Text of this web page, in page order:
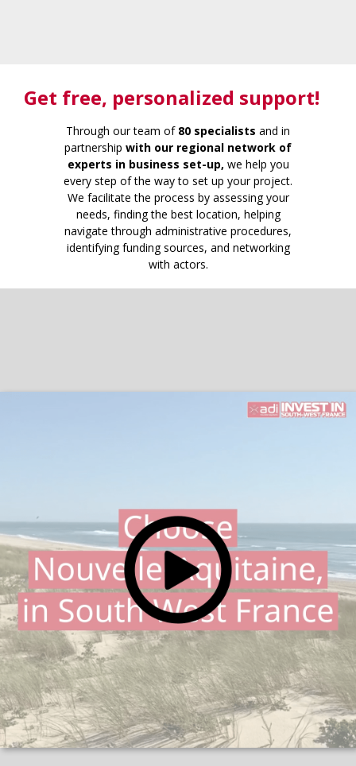
Get free, personalized support!
Through our team of 80 specialists and in
partnership with our regional network of
experts in business set-up, we help you
every step of the way to set up your project.
We facilitate the process by assessing your
needs, finding the best location, helping
navigate through administrative procedures,
identifying funding sources, and networking
with actors.